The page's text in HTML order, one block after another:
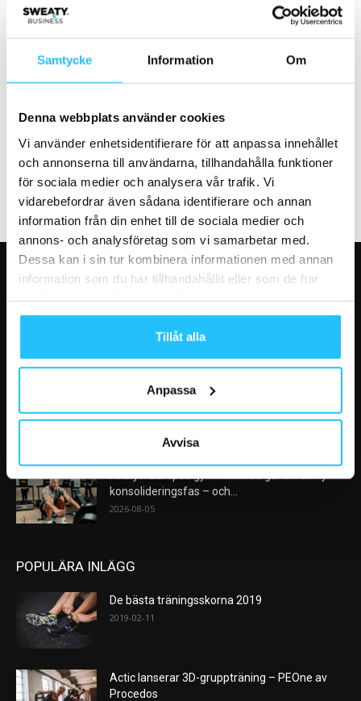
Samtycke Information Om
Denna webbplats använder cookies
Vi använder enhetsidentifierare för att anpassa innehållet
och annonserna till användarna, tillhandahålla funktioner
för sociala medier och analysera vår trafik. Vi
vidarebefordrar även sådana identifierare och annan
information från din enhet till de sociala medier och
annons- och analysföretag som vi samarbetar med.
Dessa kan i sin tur kombinera informationen med annan
information som du har tillhandahållit eller som de har
Tillåt alla
Anpassa
Avvisa
Featured
fysiskt inaktiva
Digitalt
metaversum med en helt ny...
VÅRA FAVORITER
Nike satsar på hybridträning när Hyrox formar
nästa stora kategori
AI kommer aldrig kunna ersätta en frukost
efter träningspasset
konsolideringsfas – och...
2026-08-05
POPULÄRA INLÄGG
De bästa träningsskorna 2019
2019-02-11
Actic lanserar 3D-gruppträning – PEOne av
Procedos